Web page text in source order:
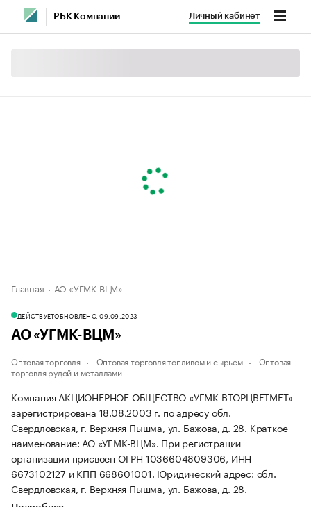
РБК Компании Личный кабинет
Главная АО «УГМК-ВЦМ»
ДЕЙСТВУЕТОБНОВЛЕНО, 09.09.2023
АО «УГМК-ВЦМ»
Оптовая торговля Оптовая торговля топливом и сырьём
Оптовая
торговля рудой и металлами
Компания АКЦИОНЕРНОЕ ОБЩЕСТВО «УГМК-ВТОРЦВЕТМЕТ»
зарегистрирована 18.08.2003 г. по адресу обл.
Свердловская, г. Верхняя Пышма, ул. Бажова, д. 28. Краткое
наименование: АО «УГМК-ВЦМ». При регистрации
организации присвоен ОГРН 1036604809306, ИНН
6673102127 и КПП 668601001. Юридический адрес: обл.
Свердловская, г. Верхняя Пышма, ул. Бажова, д. 28.